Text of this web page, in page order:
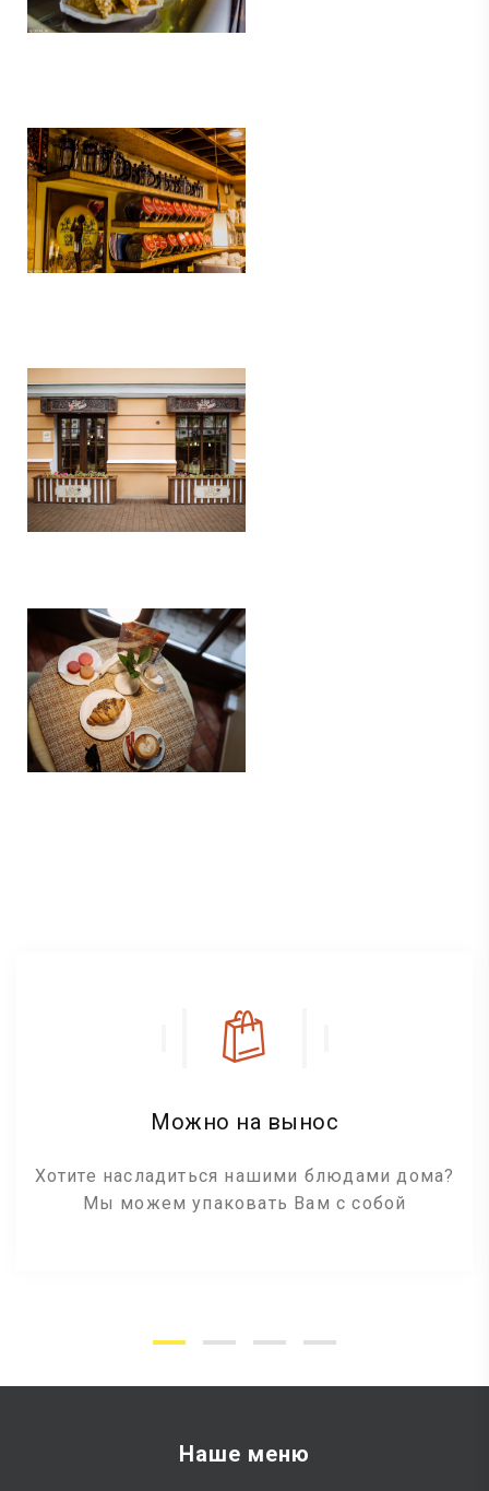
Можно на вынос
Хотите насладиться нашими блюдами дома?
Мы можем упаковать Вам с собой
Наше меню